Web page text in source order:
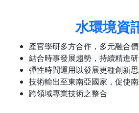
水環境資
產官學研多方合作，多元融合
結合時事發展趨勢，持續精進
彈性時間運用以發展更種創新
技術輸出至東南亞國家，促使
跨領域專業技術之整合